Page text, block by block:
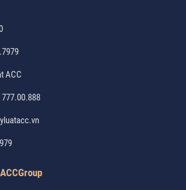
ACC